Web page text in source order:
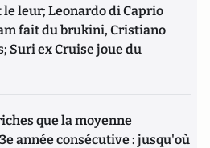
leur; Leonardo di Caprio
fait du brukini, Cristiano
Suri ex Cruise joue du
que la moyenne
année consécutive : jusqu'où